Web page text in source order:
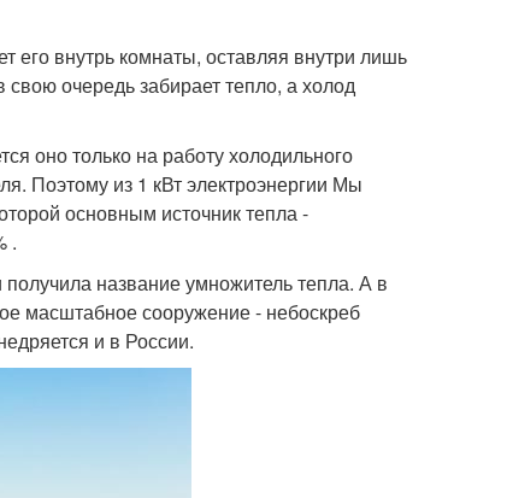
его внутрь комнаты, оставляя внутри лишь
очередь забирает тепло, а холод
оно только на работу холодильного
Поэтому из 1 кВт электроэнергии Мы
основным источник тепла -
.
название умножитель тепла. А в
масштабное сооружение - небоскреб
и в России.